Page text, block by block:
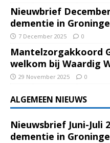
Nieuwbrief
dementie in
7 December 2025 0
Mantelzorgakkoord
welkom bij Waardig
29 November 2025 0
ALGEMEEN NIEUWS
Nieuwsbrief Juni-Juli
dementie in